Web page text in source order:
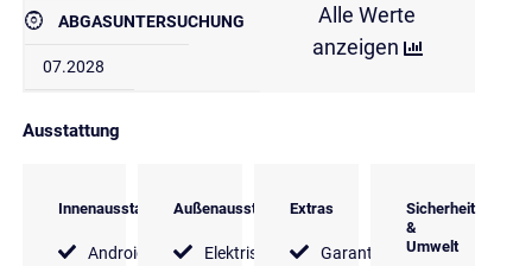
ABGASUNTERSUCHUNG
07.2028
Alle Werte
anzeigen
Ausstattung
Innenausstattung
Android
Außenausstattung
Elektrische
Extras
Garantie
Sicherheit
&
Umwelt